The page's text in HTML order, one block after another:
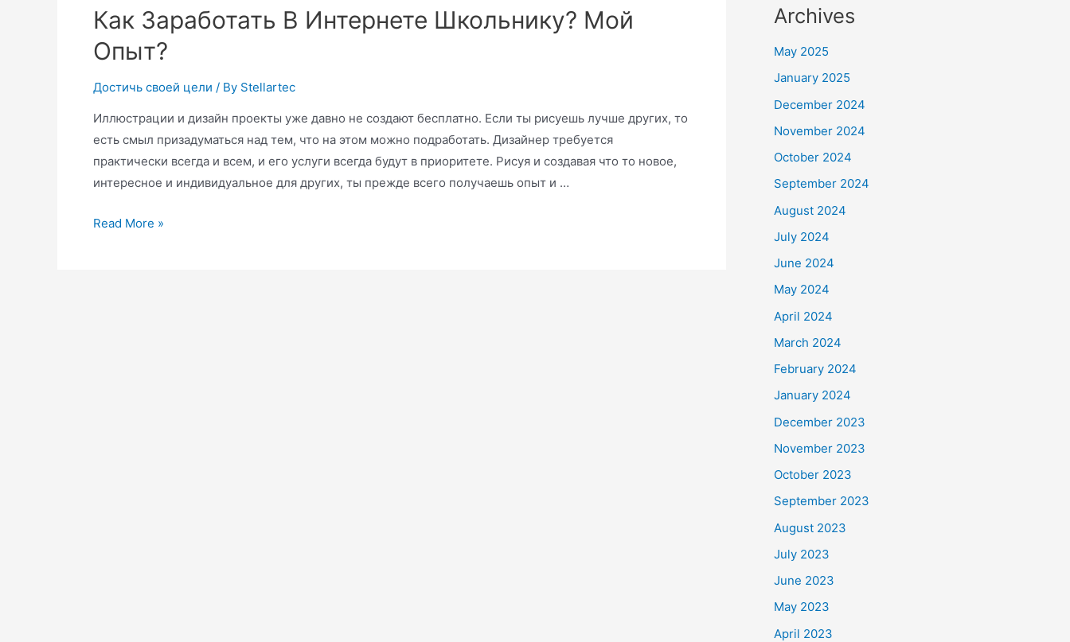
Как Заработать В Интернете Школьнику? Мой
Опыт?
Достичь своей цели / By Stellartec
Иллюстрации и дизайн проекты уже давно не создают бесплатно. Если ты рисуешь лучше других, то
есть смыл призадуматься над тем, что на этом можно подработать. Дизайнер требуется
практически всегда и всем, и его услуги всегда будут в приоритете. Рисуя и создавая что то новое,
интересное и индивидуальное для других, ты прежде всего получаешь опыт и …
Read More »
Archives
May 2025
January 2025
December 2024
November 2024
October 2024
September 2024
August 2024
July 2024
June 2024
May 2024
April 2024
March 2024
February 2024
January 2024
December 2023
November 2023
October 2023
September 2023
August 2023
July 2023
June 2023
May 2023
April 2023